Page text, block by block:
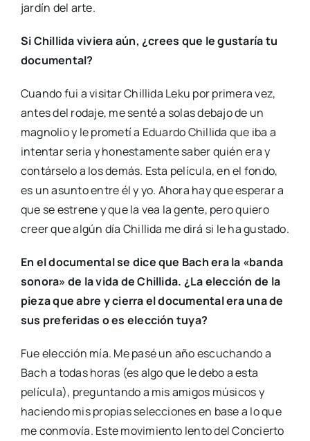
jardín del arte.
Si Chillida viviera aún, ¿crees que le gustaría tu
documental?
Cuando fui a visitar Chillida Leku por primera vez,
antes del rodaje, me senté a solas debajo de un
magnolio y le prometí a Eduardo Chillida que iba a
intentar seria y honestamente saber quién era y
contárselo a los demás. Esta película, en el fondo,
es un asunto entre él y yo. Ahora hay que esperar a
que se estrene y que la vea la gente, pero quiero
creer que algún día Chillida me dirá si le ha gustado.
En el documental se dice que Bach era la «banda
sonora» de la vida de Chillida. ¿La elección de la
pieza que abre y cierra el documental era una de
sus preferidas o es elección tuya?
Fue elección mía. Me pasé un año escuchando a
Bach a todas horas (es algo que le debo a esta
película), preguntando a mis amigos músicos y
haciendo mis propias selecciones en base a lo que
me conmovía. Este movimiento lento del Concierto